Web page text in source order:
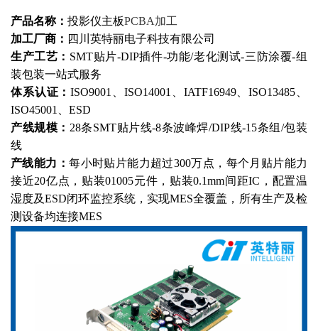
产品名称： 投影仪主板PCBA加工
加工厂商： 四川英特丽电子科技有限公司
生产工艺： SMT贴片-DIP插件-功能/老化测试-三防涂覆-组
装包装一站式服务
体系认证：ISO9001、ISO14001、IATF16949、ISO13485、
ISO45001、ESD
产线规模： 28条SMT贴片线-8条波峰焊/DIP线-15条组/包装
线
产线能力：每小时贴片能力超过300万点，每个月贴片能力
接近20亿点，贴装01005元件，贴装0.1mm间距IC，配置温
湿度及ESD闭环监控系统，实现MES全覆盖，所有生产及检
测设备均连接MES